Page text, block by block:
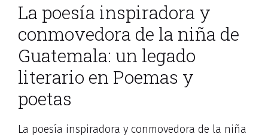
La poesía inspiradora y
conmovedora de la niña de
Guatemala: un legado
literario en Poemas y
poetas
La poesía inspiradora y conmovedora de la niña